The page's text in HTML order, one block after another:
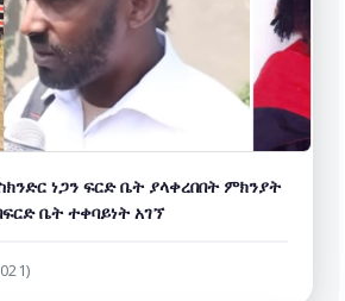
ነጋን ፍርድ ቤት ያላቀረበበት ምክንያት
ቤት ተቀባይነት አገኘ